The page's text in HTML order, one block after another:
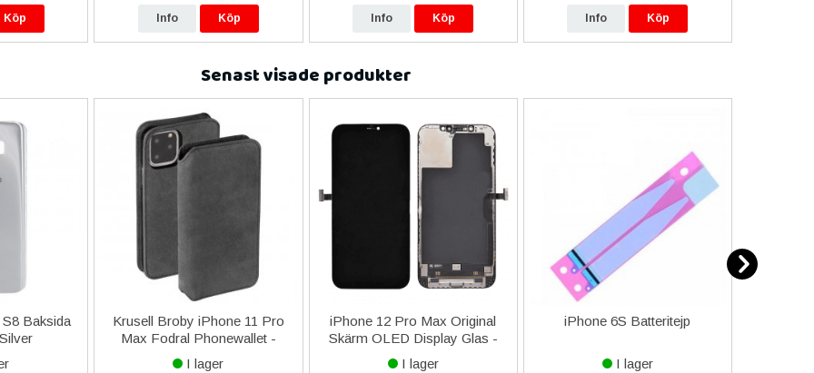
Köp Info Köp Info Köp Info Köp
Senast visade produkter
Baksida
Krusell Broby iPhone 11 Pro
Max Fodral Phonewallet -
Stone
I lager
iPhone 12 Pro Max Original
Skärm OLED Display Glas -
Livstidsgaranti
I lager
iPhone 6S Batteritejp
I lager